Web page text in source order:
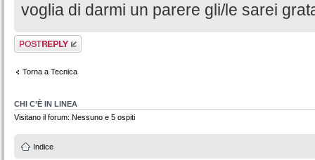
voglia di darmi un parere gli/le sarei
Rispondi al
messaggio
Torna a Tecnica
CHI C’È IN LINEA
Visitano il forum: Nessuno e 5 ospiti
Indice